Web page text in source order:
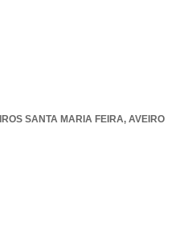
SANTA MARIA FEIRA, AVEIRO